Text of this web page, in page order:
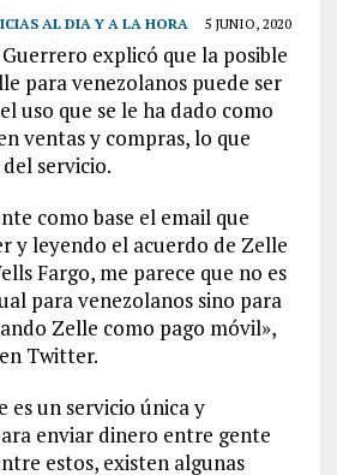
AL DIA Y A LA HORA 5 JUNIO, 2020
explicó que la posible
para venezolanos puede ser
uso que se le ha dado como
ventas y compras, lo que
servicio.
como base el email que
y leyendo el acuerdo de Zelle
Fargo, me parece que no es
para venezolanos sino para
Zelle como pago móvil»,
Twitter.
es un servicio única y
enviar dinero entre gente
estos, existen algunas